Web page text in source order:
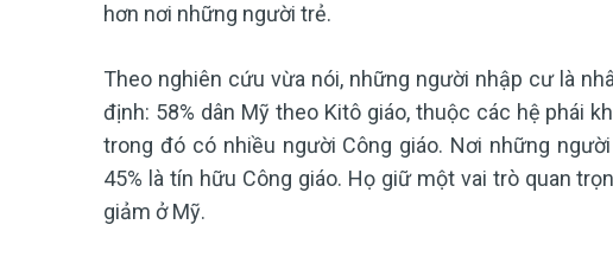
hơn nơi những người trẻ.
Theo nghiên cứu vừa nói, những người nhập cư là
định: 58% dân Mỹ theo Kitô giáo, thuộc các hệ phái
trong đó có nhiều người Công giáo. Nơi những
45% là tín hữu Công giáo. Họ giữ một vai trò quan
giảm ở Mỹ.